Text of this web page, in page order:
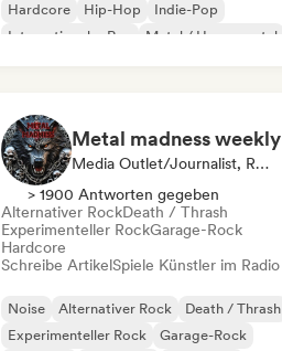
Hardcore
Hip-Hop
Indie-Pop
Internationaler Rap
Metal / Heavy metal
Metal madness weekly
Media Outlet/Journalist, Radiosender
> 1900 Antworten gegeben
Alternativer RockDeath / Thrash
Experimenteller RockGarage-Rock
Hardcore
Schreibe ArtikelSpiele Künstler im Radio
Noise Alternativer Rock
Death / Thrash
Experimenteller Rock
Garage-Rock